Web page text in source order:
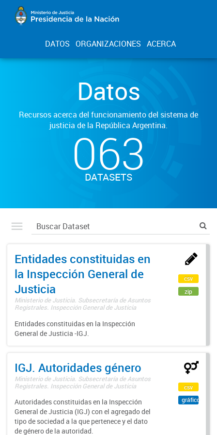
DATOS ORGANIZACIONES ACERCA
Datos
Recursos acerca del funcionamiento del sistema de
justicia de la República Argentina.
063
DATASETS
Entidades constituidas en
la Inspección General de
Justicia
Ministerio de Justicia. Subsecretaría de Asuntos
Registrales. Inspección General de Justicia
Entidades constituidas en la Inspección
General de Justicia -IGJ.
csv
zip
IGJ. Autoridades género
Ministerio de Justicia. Subsecretaría de Asuntos
Registrales. Inspección General de Justicia
Autoridades constituidas en la Inspección
General de Justicia (IGJ) con el agregado del
tipo de sociedad a la que pertenece y el dato
de género de la autoridad.
csv
gráfico